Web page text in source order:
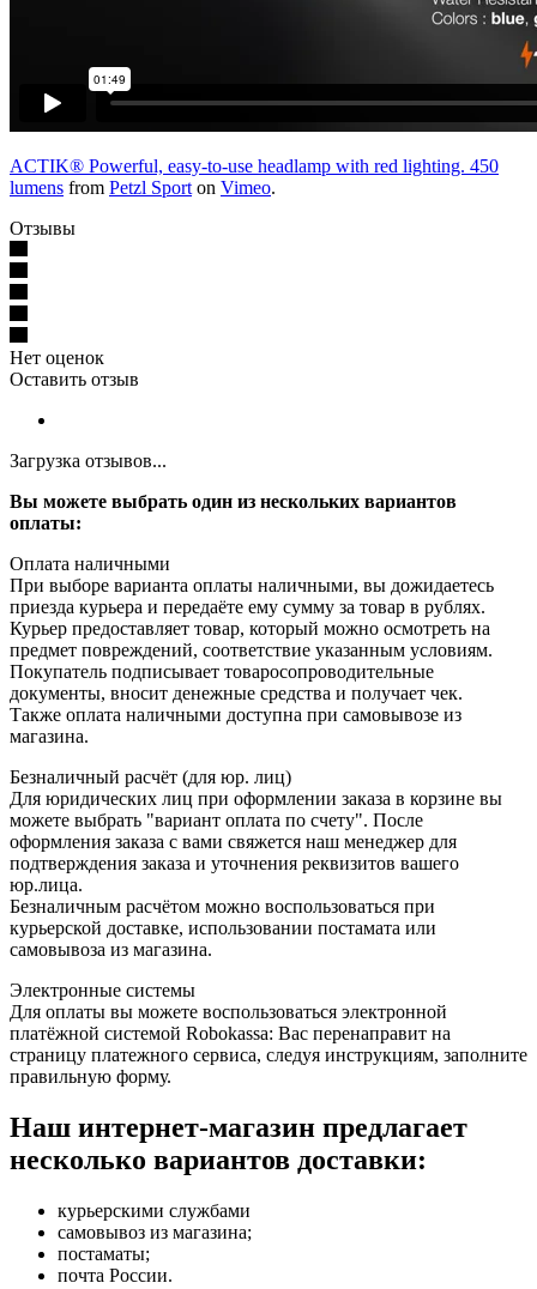
ACTIK® Powerful, easy-to-use headlamp with red lighting. 450
lumens from Petzl Sport on Vimeo.
Отзывы
Нет оценок
Оставить отзыв
Загрузка отзывов...
Вы можете выбрать один из нескольких вариантов
оплаты:
Оплата наличными
При выборе варианта оплаты наличными, вы дожидаетесь
приезда курьера и передаёте ему сумму за товар в рублях.
Курьер предоставляет товар, который можно осмотреть на
предмет повреждений, соответствие указанным условиям.
Покупатель подписывает товаросопроводительные
документы, вносит денежные средства и получает чек.
Также оплата наличными доступна при самовывозе из
магазина.
Безналичный расчёт (для юр. лиц)
Для юридических лиц при оформлении заказа в корзине вы
можете выбрать "вариант оплата по счету". После
оформления заказа с вами свяжется наш менеджер для
подтверждения заказа и уточнения реквизитов вашего
юр.лица.
Безналичным расчётом можно воспользоваться при
курьерской доставке, использовании постамата или
самовывоза из магазина.
Электронные системы
Для оплаты вы можете воспользоваться электронной
платёжной системой Robokassa: Вас перенаправит на
страницу платежного сервиса, следуя инструкциям, заполните
правильную форму.
Наш интернет-магазин предлагает
несколько вариантов доставки:
курьерскими службами
самовывоз из магазина;
постаматы;
почта России.